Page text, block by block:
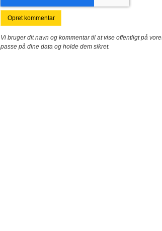
Opret kommentar
Vi bruger dit navn og kommentar til at vise offentligt på
passe på dine data og holde dem sikret.